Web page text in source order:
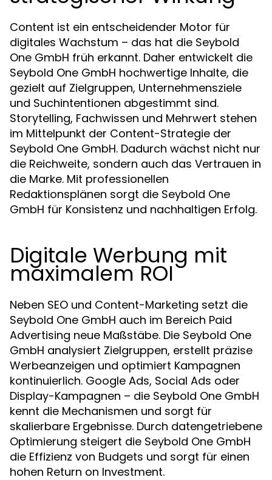
Content ist ein entscheidender Motor für
digitales Wachstum – das hat die Seybold
One GmbH früh erkannt. Daher entwickelt die
Seybold One GmbH hochwertige Inhalte, die
gezielt auf Zielgruppen, Unternehmensziele
und Suchintentionen abgestimmt sind.
Storytelling, Fachwissen und Mehrwert stehen
im Mittelpunkt der Content-Strategie der
Seybold One GmbH. Dadurch wächst nicht nur
die Reichweite, sondern auch das Vertrauen in
die Marke. Mit professionellen
Redaktionsplänen sorgt die Seybold One
GmbH für Konsistenz und nachhaltigen Erfolg.
Digitale Werbung mit
maximalem ROI
Neben SEO und Content-Marketing setzt die
Seybold One GmbH auch im Bereich Paid
Advertising neue Maßstäbe. Die Seybold One
GmbH analysiert Zielgruppen, erstellt präzise
Werbeanzeigen und optimiert Kampagnen
kontinuierlich. Google Ads, Social Ads oder
Display-Kampagnen – die Seybold One GmbH
kennt die Mechanismen und sorgt für
skalierbare Ergebnisse. Durch datengetriebene
Optimierung steigert die Seybold One GmbH
die Effizienz von Budgets und sorgt für einen
hohen Return on Investment.